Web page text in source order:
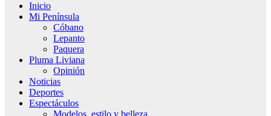
Inicio
Mi Península
Cóbano
Lepanto
Paquera
Pluma Liviana
Opinión
Noticias
Deportes
Espectáculos
Modelos, estilo y belleza